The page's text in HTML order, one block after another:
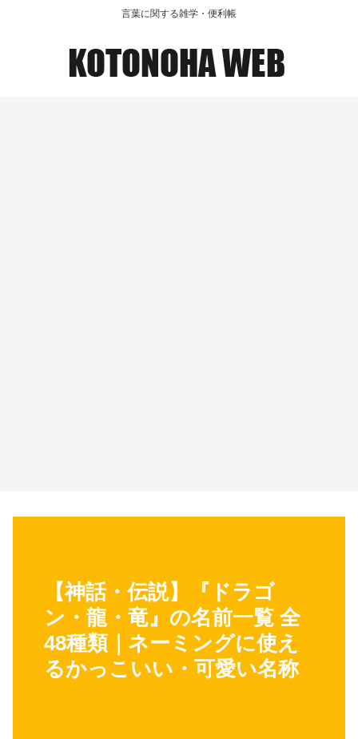
言葉に関する雑学・便利帳
【神話・伝説】『ドラゴ
ン・龍・竜』の名前一覧 全
48種類｜ネーミングに使え
るかっこいい・可愛い名称